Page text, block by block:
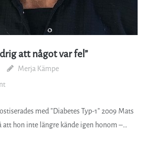
att något var fel”
Merja Kämpe
med ”Diabetes Typ-1” 2009 Mats
att hon inte längre kände igen honom –…